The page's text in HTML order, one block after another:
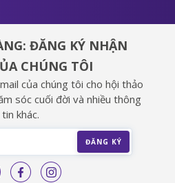
ĐĂNG KÝ NHẬN
CHÚNG TÔI
của chúng tôi cho hội thảo
sóc cuối đời và nhiều thông
tin khác.